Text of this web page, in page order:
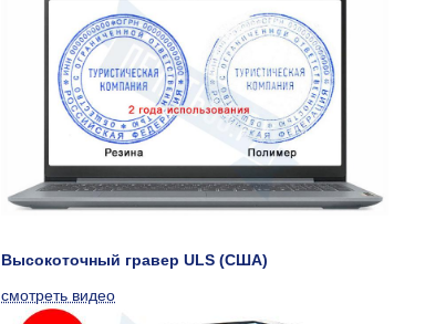
Высокоточный гравер ULS (США)
смотреть видео